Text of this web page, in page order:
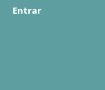
Entrar